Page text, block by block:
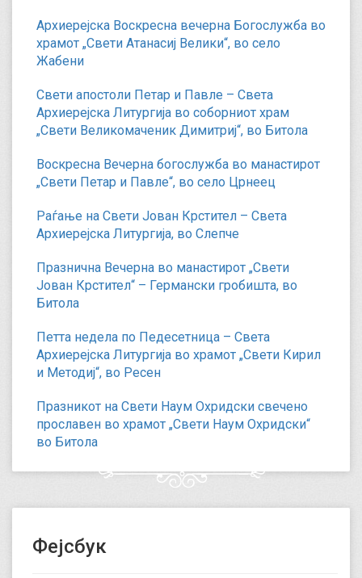
Архиерејска Воскресна вечерна Богослужба во
храмот „Свети Атанасиј Велики“, во село
Жабени
Свети апостоли Петар и Павле – Света
Архиерејска Литургија во соборниот храм
„Свети Великомаченик Димитриј“, во Битола
Воскресна Вечерна богослужба во манастирот
„Свети Петар и Павле“, во село Црнеец
Раѓање на Свети Јован Крстител – Света
Архиерејска Литургија, во Слепче
Празнична Вечерна во манастирот „Свети
Јован Крстител“ – Германски гробишта, во
Битола
Петта недела по Педесетница – Света
Архиерејска Литургија во храмот „Свети Кирил
и Методиј“, во Ресен
Празникот на Свети Наум Охридски свечено
прославен во храмот „Свети Наум Охридски“
во Битола
Фејсбук